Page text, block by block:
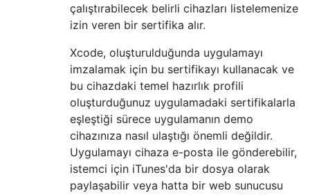
çalıştırabilecek belirli cihazları listelemenize
izin veren bir sertifika alır.
Xcode, oluşturulduğunda uygulamayı
imzalamak için bu sertifikayı kullanacak ve
bu cihazdaki temel hazırlık profili
oluşturduğunuz uygulamadaki sertifikalarla
eşleştiği sürece uygulamanın demo
cihazınıza nasıl ulaştığı önemli değildir.
Uygulamayı cihaza e-posta ile gönderebilir,
istemci için iTunes'da bir dosya olarak
paylaşabilir veya hatta bir web sunucusu